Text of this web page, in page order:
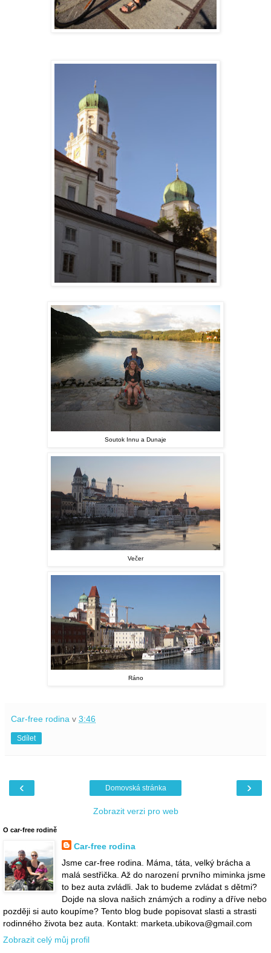
Soutok Innu a Dunaje
Večer
Ráno
Car-free rodina v 3:46
Sdílet
‹ ›
Domovská stránka
Zobrazit verzi pro web
O car-free rodině
Car-free rodina
Jsme car-free rodina. Máma, táta, velký brácha a
malá sestřička. Až do narození prvního miminka jsme
to bez auta zvládli. Jak to budeme zvládat s dětmi?
Dojde na slova našich známých a rodiny a dříve nebo
později si auto koupíme? Tento blog bude popisovat slasti a strasti
rodinného života bez auta. Kontakt: marketa.ubikova@gmail.com
Zobrazit celý můj profil